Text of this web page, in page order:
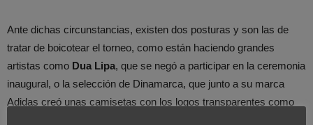
Ante dichas circunstancias, existen dos posturas y son las de
tratar de boicotear el torneo, como están haciendo grandes
artistas como Dua Lipa, que se negó a participar en la ceremonia
inaugural, o la selección de Dinamarca, que junto a su marca
Adidas creó unas camisetas con los logos transparentes como